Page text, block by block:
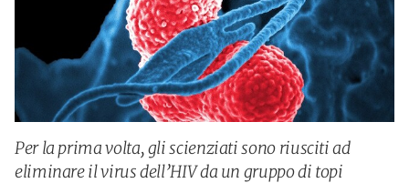
Per la prima volta, gli scienziati sono riusciti ad
eliminare il virus dell’HIV da un gruppo di topi